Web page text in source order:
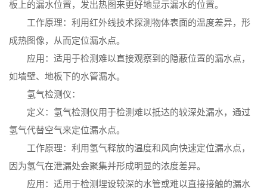
板上的漏水位置，发出热图来更好地显示漏水的位置。
工作原理：利用红外线技术探测物体表面的温度差异，形
成热图像，从而定位漏水点。
应用：适用于检测难以直接观察到的隐蔽位置的漏水点，
如墙壁、地板下的水管漏水。
氢气检测仪：
定义：氢气检测仪用于检测难以抵达的较深处漏水，通过
氢气代替空气来定位漏水点。
工作原理：利用氢气释放的温度和风向快速定位漏水点，
因为氢气在泄漏处会聚集并形成明显的浓度差异。
应用：适用于检测埋设较深的水管或难以直接接触的漏水